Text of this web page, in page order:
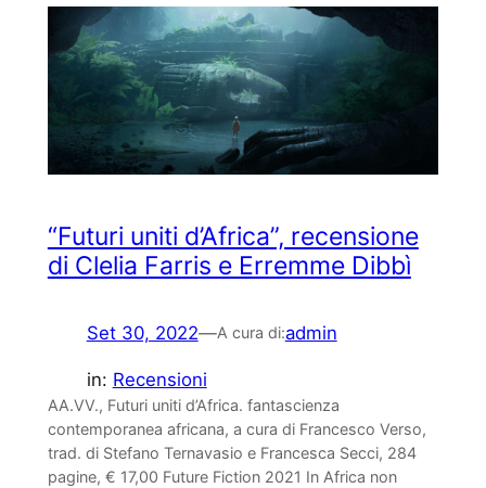
“Futuri uniti d’Africa”, recensione
di Clelia Farris e Erremme Dibbì
Set 30, 2022—A cura di:admin
in: Recensioni
AA.VV., Futuri uniti d’Africa. fantascienza
contemporanea africana, a cura di Francesco Verso,
trad. di Stefano Ternavasio e Francesca Secci, 284
pagine, € 17,00 Future Fiction 2021 In Africa non